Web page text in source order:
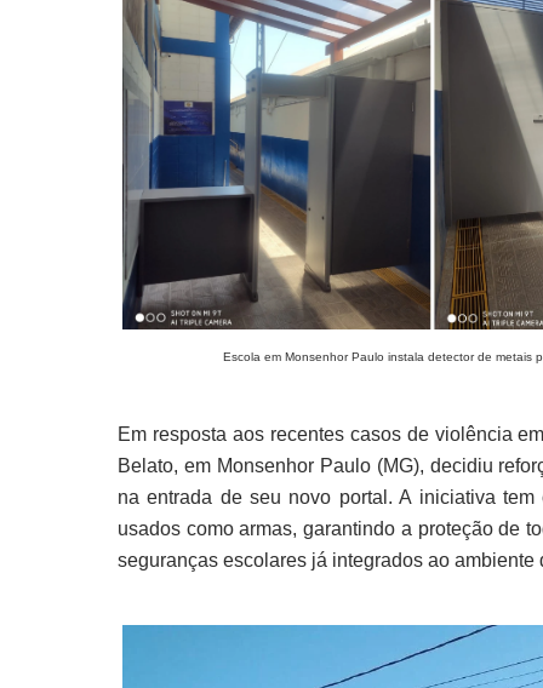
Escola em Monsenhor Paulo instala detector de metais
Em resposta aos recentes casos de violência
Belato, em Monsenhor Paulo (MG), decidiu
na entrada de seu novo portal. A iniciativa
usados como armas, garantindo a proteção de
seguranças escolares já integrados ao ambiente